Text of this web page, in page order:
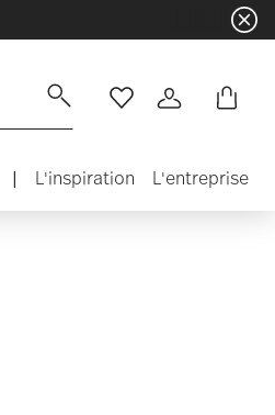
☀️ Summer
Liste de souhaits
Connexion
| L'inspiration L'entreprise